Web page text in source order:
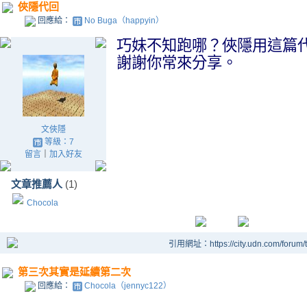
俠隱代回
回應給： No Buga（happyin）
文俠隱
等級：7
留言｜ 加入好友
文章推薦人 (1)
Chocola
巧妹不知跑哪？俠隱用這篇
謝謝你常來分享。
引用網址：https://city.udn.com/
第三次其實是延續第二次
回應給： Chocola（jennyc122）